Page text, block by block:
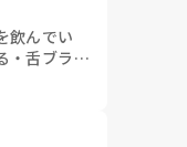
飲んでい
・舌ブラシ